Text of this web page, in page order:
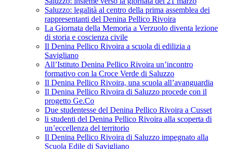
Saluzzo: legalità al centro della prima assemblea dei
rappresentanti del Denina Pellico Rivoira
La Giornata della Memoria a Verzuolo diventa lezione
di storia e coscienza civile
Il Denina Pellico Rivoira a scuola di edilizia a
Savigliano
All’Istituto Denina Pellico Rivoira un’incontro
formativo con la Croce Verde di Saluzzo
Il Denina Pellico Rivoira, una scuola all’avanguardia
Il Denina Pellico Rivoira di Saluzzo procede con il
progetto Ge.Co
Due studentesse del Denina Pellico Rivoira a Cusset
li studenti del Denina Pellico Rivoira alla scoperta di
un’eccellenza del territorio
Il Denina Pellico Rivoira di Saluzzo impegnato alla
Scuola Edile di Savigliano